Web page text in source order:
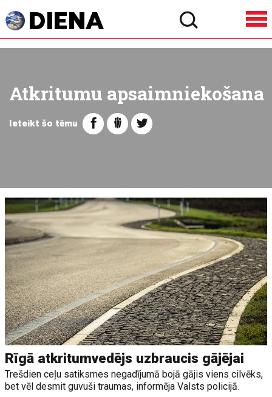
Atkritumu apsaimniekošana
Ieteikt šo tēmu
Rīgā atkritumvedējs uzbraucis gājējai
Trešdien ceļu satiksmes negadījumā bojā gājis viens cilvēks,
bet vēl desmit guvuši traumas, informēja Valsts policijā.